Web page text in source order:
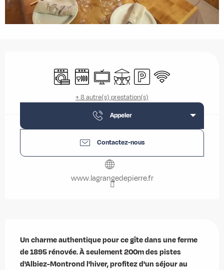
Lave lingeLave vaisselle
TélévisionTerrasseParkingWiFi
+ 8 autre(s) prestation(s)
Appeler
Contactez-nous
www.lagrangedepierre.fr
Un charme authentique pour ce gîte dans une ferme
de 1895 rénovée. À seulement 200m des pistes
d'Albiez-Montrond l'hiver, profitez d'un séjour au